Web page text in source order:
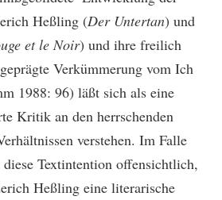
Heßling (Der Untertan) und
et le Noir) und ihre freilich
Verkümmerung vom Ich
1988: 96) läßt sich als eine
Kritik an den herrschenden
verstehen. Im Falle
Textintention offensichtlich,
Heßling eine literarische